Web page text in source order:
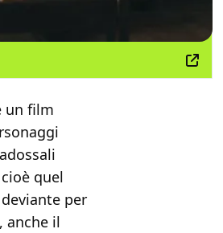
un film
quel
per
anche il